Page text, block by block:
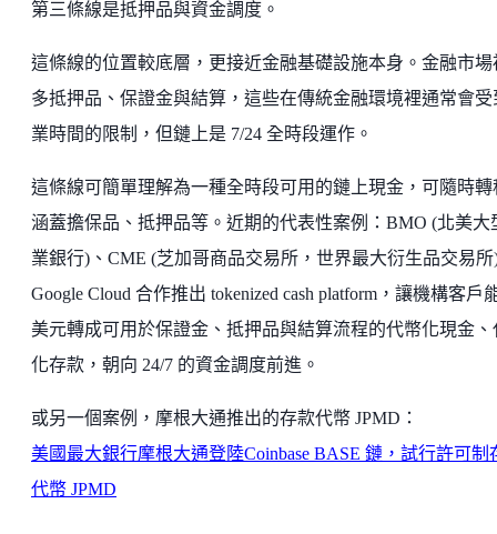
第三條線是抵押品與資金調度。
這條線的位置較底層，更接近金融基礎設施本身。金融市場
多抵押品、保證金與結算，這些在傳統金融環境裡通常會受
業時間的限制，但鏈上是 7/24 全時段運作。
這條線可簡單理解為一種全時段可用的鏈上現金，可隨時轉
涵蓋擔保品、抵押品等。近期的代表性案例：BMO (北美大
業銀行)、CME (芝加哥商品交易所，世界最大衍生品交易所
Google Cloud 合作推出 tokenized cash platform，讓機構客戶
美元轉成可用於保證金、抵押品與結算流程的代幣化現金、
化存款，朝向 24/7 的資金調度前進。
或另一個案例，摩根大通推出的存款代幣 JPMD：
美國最大銀行摩根大通登陸Coinbase BASE 鏈，試行許可制
代幣 JPMD